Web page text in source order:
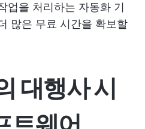
업을 처리하는 자동화 기
많은 무료 시간을 확보할
대행사 시